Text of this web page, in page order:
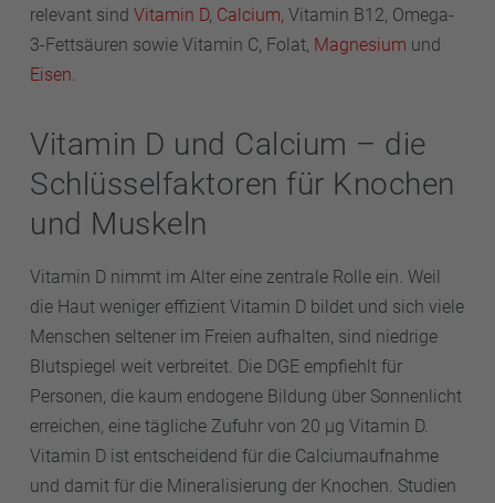
relevant sind Vitamin D, Calcium, Vitamin B12, Omega-
3-Fettsäuren sowie Vitamin C, Folat, Magnesium und
Eisen.
Vitamin D und Calcium – die
Schlüsselfaktoren für Knochen
und Muskeln
Vitamin D nimmt im Alter eine zentrale Rolle ein. Weil
die Haut weniger effizient Vitamin D bildet und sich viele
Menschen seltener im Freien aufhalten, sind niedrige
Blutspiegel weit verbreitet. Die DGE empfiehlt für
Personen, die kaum endogene Bildung über Sonnenlicht
erreichen, eine tägliche Zufuhr von 20 µg Vitamin D.
Vitamin D ist entscheidend für die Calciumaufnahme
und damit für die Mineralisierung der Knochen. Studien